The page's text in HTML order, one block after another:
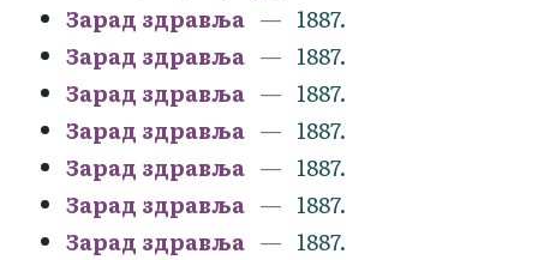
Зарад здравља
1887.
Зарад здравља
1887.
Зарад здравља
1887.
Зарад здравља
1887.
Зарад здравља
1887.
Зарад здравља
1887.
Зарад здравља
1887.